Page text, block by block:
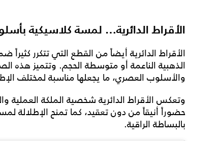
الأقراط الدائرية… لمسة كلاسيكية
الأقراط الدائرية أيضاً من القطع التي تتكرر
الذهبية الناعمة أو متوسطة الحجم. وتتميز هذه
والأسلوب العصري، ما يجعلها مناسبة لمختلف
وتعكس الأقراط الدائرية شخصية الملكة
حضوراً أنيقاً من دون تعقيد، كما تمنح الإطلالة
بالبساطة الراقية.